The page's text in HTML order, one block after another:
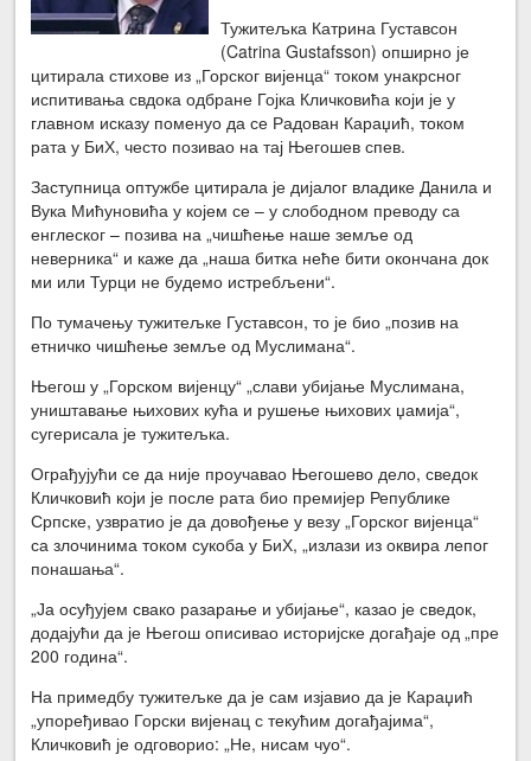
Тужитељка Катрина Густавсон
(Catrina Gustafsson) опширно је
цитирала стихове из „Горског вијенца“ током унакрсног
испитивања свдока одбране Гојка Кличковића који је у
главном исказу поменуо да се Радован Караџић, током
рата у БиХ, често позивао на тај Његошев спев.
Заступница оптужбе цитирала је дијалог владике Данила и
Вука Мићуновића у којем се – у слободном преводу са
енглеског – позива на „чишћење наше земље од
неверника“ и каже да „наша битка неће бити окончана док
ми или Турци не будемо истребљени“.
По тумачењу тужитељке Густавсон, то је био „позив на
етничко чишћење земље од Муслимана“.
Његош у „Горском вијенцу“ „слави убијање Муслимана,
уништавање њихових кућа и рушење њихових џамија“,
сугерисала је тужитељка.
Ограђујући се да није проучавао Његошево дело, сведок
Кличковић који је после рата био премијер Републике
Српске, узвратио је да довођење у везу „Горског вијенца“
са злочинима током сукоба у БиХ, „излази из оквира лепог
понашања“.
„Ја осуђујем свако разарање и убијање“, казао је сведок,
додајући да је Његош описивао историјске догађаје од „пре
200 година“.
На примедбу тужитељке да је сам изјавио да је Караџић
„упоређивао Горски вијенац с текућим догађајима“,
Кличковић је одговорио: „Не, нисам чуо“.